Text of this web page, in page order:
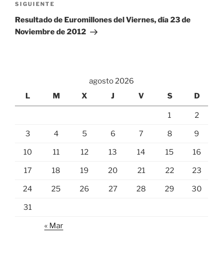
Siguiente
entrada
SIGUIENTE
Resultado de Euromillones del Viernes, día 23 de
Noviembre de 2012
agosto 2026
L
M X J V S D
1 2
3 4 5 6 7 8 9
10 11 12 13 14 15 16
17 18 19 20 21 22 23
24 25 26 27 28 29 30
31
« Mar